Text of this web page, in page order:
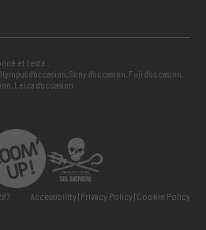
et testé :
d’occasion,Sony d’occasion, Fuji d’occasion,
, Leica d’occasion
Accessibility Privacy Policy Cookie Policy